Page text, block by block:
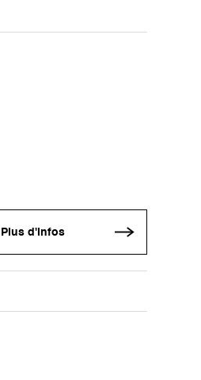
Plus d'infos